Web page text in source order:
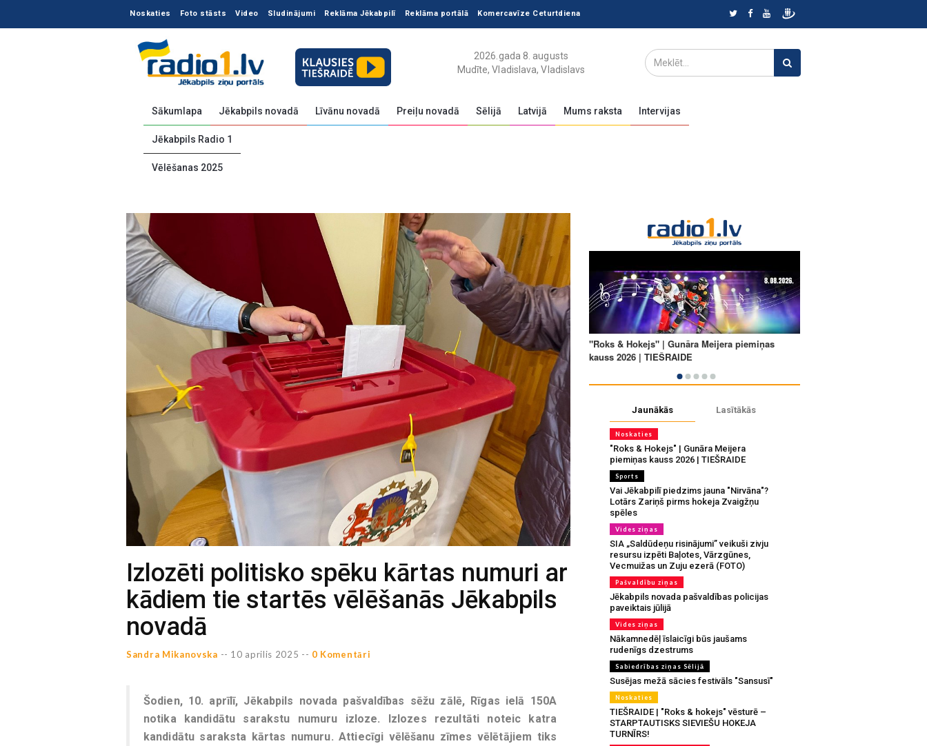
Noskaties Foto stāsts Video Sludinājumi Reklāma Jēkabpilī Reklāma portālā Komercavīze Ceturtdiena
2026.gada 8. augusts
Mudīte, Vladislava, Vladislavs
Sākumlapa Jēkabpils novadā Līvānu novadā Preiļu novadā Sēlijā Latvijā Mums raksta Intervijas
Jēkabpils Radio 1
Vēlēšanas 2025
Izlozēti politisko spēku kārtas numuri ar
kādiem tie startēs vēlēšanās Jēkabpils
novadā
Sandra Mikanovska -- 10 aprilis 2025 -- 0 Komentāri
Šodien, 10. aprīlī, Jēkabpils novada pašvaldības sēžu zālē, Rīgas ielā 150A
notika kandidātu sarakstu numuru izloze. Izlozes rezultāti noteic katra
kandidātu saraksta kārtas numuru. Attiecīgi vēlēšanu zīmes vēlētājiem tiks
Jaunākās Lasītākās
Noskaties
"Roks & Hokejs" | Gunāra Meijera
piemiņas kauss 2026 | TIEŠRAIDE
Sports
Vai Jēkabpilī piedzims jauna "Nirvāna"?
Lotārs Zariņš pirms hokeja Zvaigžņu
spēles
Vides ziņas
SIA „Saldūdeņu risinājumi” veikuši zivju
resursu izpēti Baļotes, Vārzgūnes,
Vecmuižas un Zuju ezerā (FOTO)
Pašvaldību ziņas
Jēkabpils novada pašvaldības policijas
paveiktais jūlijā
Vides ziņas
Nākamnedēļ īslaicīgi būs jaušams
rudenīgs dzestrums
Sabiedrības ziņas Sēlijā
Susējas mežā sācies festivāls "Sansusī"
Noskaties
TIEŠRAIDE | "Roks & hokejs" vēsturē –
STARPTAUTISKS SIEVIEŠU HOKEJA
TURNĪRS!